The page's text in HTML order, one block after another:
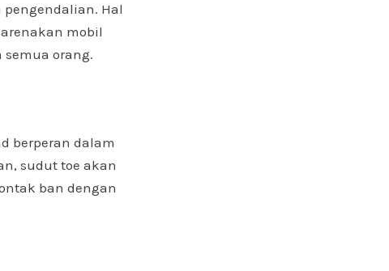
Hal
mobil
orang.
berperan dalam
sudut toe akan
ban dengan